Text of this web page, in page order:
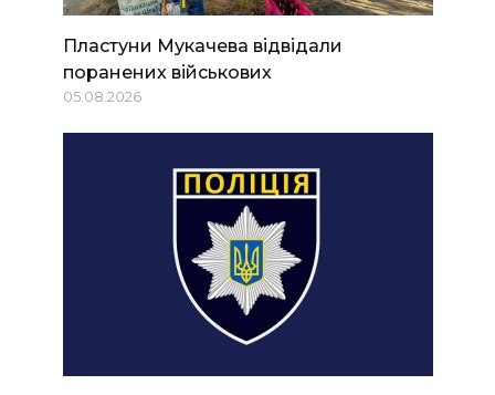
Пластуни Мукачева відвідали
поранених військових
05.08.2026